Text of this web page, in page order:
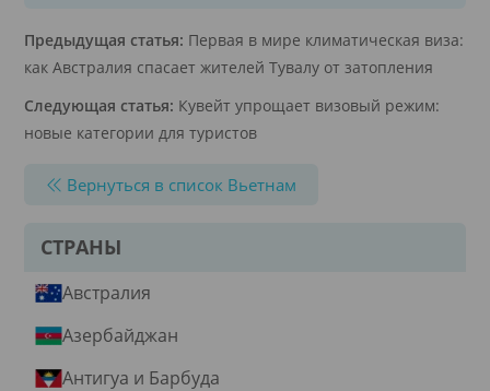
Предыдущая статья: Первая в мире климатическая виза:
как Австралия спасает жителей Тувалу от затопления
Следующая статья: Кувейт упрощает визовый режим:
новые категории для туристов
Вернуться в список Вьетнам
СТРАНЫ
Австралия
Азербайджан
Антигуа и Барбуда